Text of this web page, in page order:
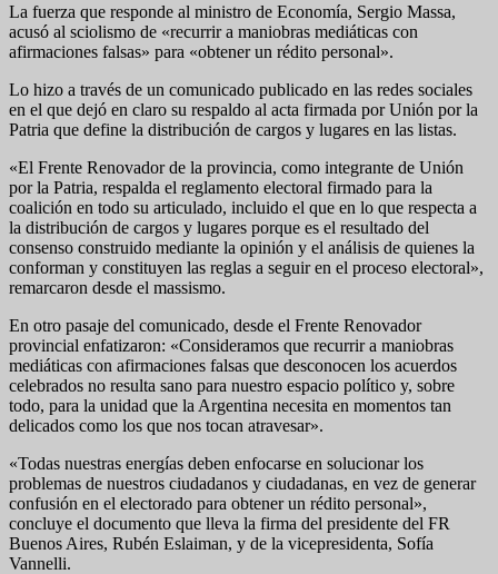
La fuerza que responde al ministro de Economía, Sergio Massa,
acusó al sciolismo de «recurrir a maniobras mediáticas con
afirmaciones falsas» para «obtener un rédito personal».
Lo hizo a través de un comunicado publicado en las redes sociales
en el que dejó en claro su respaldo al acta firmada por Unión por la
Patria que define la distribución de cargos y lugares en las listas.
«El Frente Renovador de la provincia, como integrante de Unión
por la Patria, respalda el reglamento electoral firmado para la
coalición en todo su articulado, incluido el que en lo que respecta a
la distribución de cargos y lugares porque es el resultado del
consenso construido mediante la opinión y el análisis de quienes la
conforman y constituyen las reglas a seguir en el proceso electoral»,
remarcaron desde el massismo.
En otro pasaje del comunicado, desde el Frente Renovador
provincial enfatizaron: «Consideramos que recurrir a maniobras
mediáticas con afirmaciones falsas que desconocen los acuerdos
celebrados no resulta sano para nuestro espacio político y, sobre
todo, para la unidad que la Argentina necesita en momentos tan
delicados como los que nos tocan atravesar».
«Todas nuestras energías deben enfocarse en solucionar los
problemas de nuestros ciudadanos y ciudadanas, en vez de generar
confusión en el electorado para obtener un rédito personal»,
concluye el documento que lleva la firma del presidente del FR
Buenos Aires, Rubén Eslaiman, y de la vicepresidenta, Sofía
Vannelli.